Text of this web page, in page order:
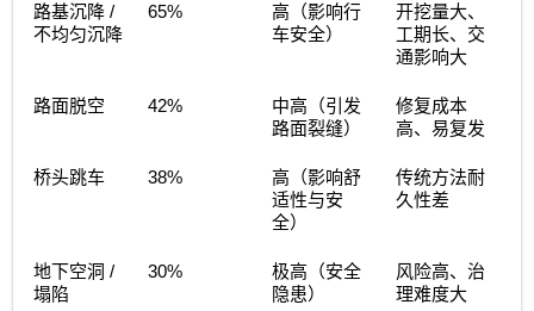
路基沉降/
不均匀沉降
65%
高（影响行
车安全）
开挖量大、
工期长、交
通影响大
路面脱空 42%
中高（引发
路面裂缝）
修复成本
高、易复发
桥头跳车 38%
高（影响舒
适性与安
全）
传统方法耐
久性差
地下空洞 /
塌陷
30%
极高（安全
隐患）
风险高、治
理难度大